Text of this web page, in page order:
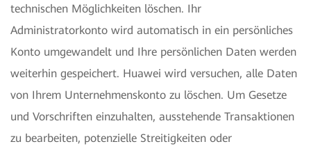
technischen Möglichkeiten löschen. Ihr
Administratorkonto wird automatisch in ein persönliches
Konto umgewandelt und Ihre persönlichen Daten werden
weiterhin gespeichert. Huawei wird versuchen, alle Daten
von Ihrem Unternehmenskonto zu löschen. Um Gesetze
und Vorschriften einzuhalten, ausstehende Transaktionen
zu bearbeiten, potenzielle Streitigkeiten oder